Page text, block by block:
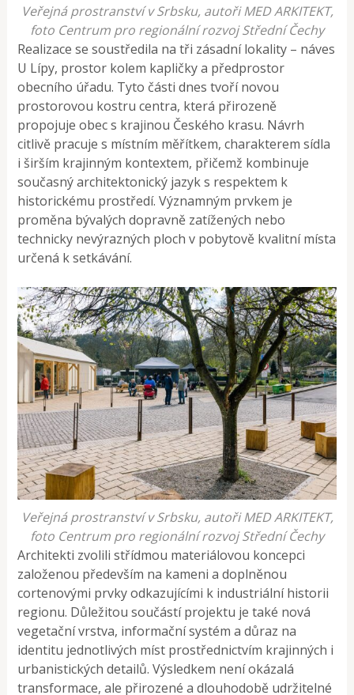
Veřejná prostranství v Srbsku, autoři MED ARKITEKT,
foto Centrum pro regionální rozvoj Střední Čechy
Realizace se soustředila na tři zásadní lokality – náves
U Lípy, prostor kolem kapličky a předprostor
obecního úřadu. Tyto části dnes tvoří novou
prostorovou kostru centra, která přirozeně
propojuje obec s krajinou Českého krasu. Návrh
citlivě pracuje s místním měřítkem, charakterem sídla
i širším krajinným kontextem, přičemž kombinuje
současný architektonický jazyk s respektem k
historickému prostředí. Významným prvkem je
proměna bývalých dopravně zatížených nebo
technicky nevýrazných ploch v pobytově kvalitní místa
určená k setkávání.
Veřejná prostranství v Srbsku, autoři MED ARKITEKT,
foto Centrum pro regionální rozvoj Střední Čechy
Architekti zvolili střídmou materiálovou koncepci
založenou především na kameni a doplněnou
cortenovými prvky odkazujícími k industriální historii
regionu. Důležitou součástí projektu je také nová
vegetační vrstva, informační systém a důraz na
identitu jednotlivých míst prostřednictvím krajinných i
urbanistických detailů. Výsledkem není okázalá
transformace, ale přirozené a dlouhodobě udržitelné